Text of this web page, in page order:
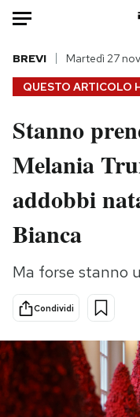
HOME
Italia
Politica
Tecnologia
Scienza
Cultura
Economia
Sport
PODCAST
QUESTO ARTICOLO
BREVI Martedì 27
Stanno
Melania
addobbi
Bianca
Ma forse stanno
Condividi